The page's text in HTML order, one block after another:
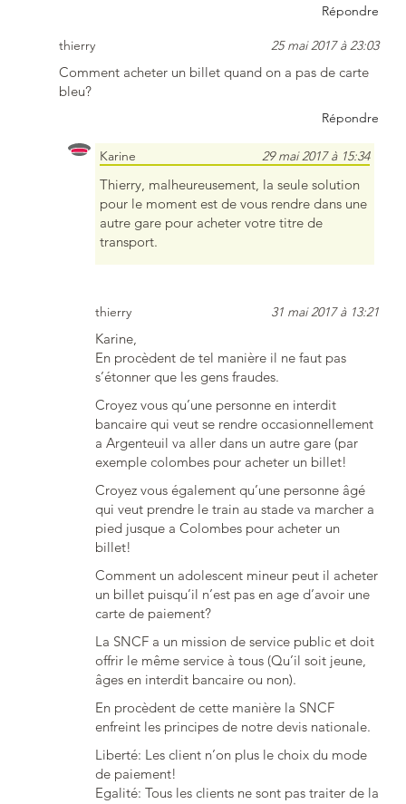
Répondre
thierry 25 mai 2017 à 23:03
Comment acheter un billet quand on a pas de carte
bleu?
Répondre
Karine 29 mai 2017 à 15:34
Thierry, malheureusement, la seule solution
pour le moment est de vous rendre dans une
autre gare pour acheter votre titre de
transport.
thierry 31 mai 2017 à 13:21
Karine,
En procèdent de tel manière il ne faut pas
s’étonner que les gens fraudes.
Croyez vous qu’une personne en interdit
bancaire qui veut se rendre occasionnellement
a Argenteuil va aller dans un autre gare (par
exemple colombes pour acheter un billet!
Croyez vous également qu’une personne âgé
qui veut prendre le train au stade va marcher a
pied jusque a Colombes pour acheter un
billet!
Comment un adolescent mineur peut il acheter
un billet puisqu’il n’est pas en age d’avoir une
carte de paiement?
La SNCF a un mission de service public et doit
offrir le même service à tous (Qu’il soit jeune,
âges en interdit bancaire ou non).
En procèdent de cette manière la SNCF
enfreint les principes de notre devis nationale.
Liberté: Les client n’on plus le choix du mode
de paiement!
Egalité: Tous les clients ne sont pas traiter de la